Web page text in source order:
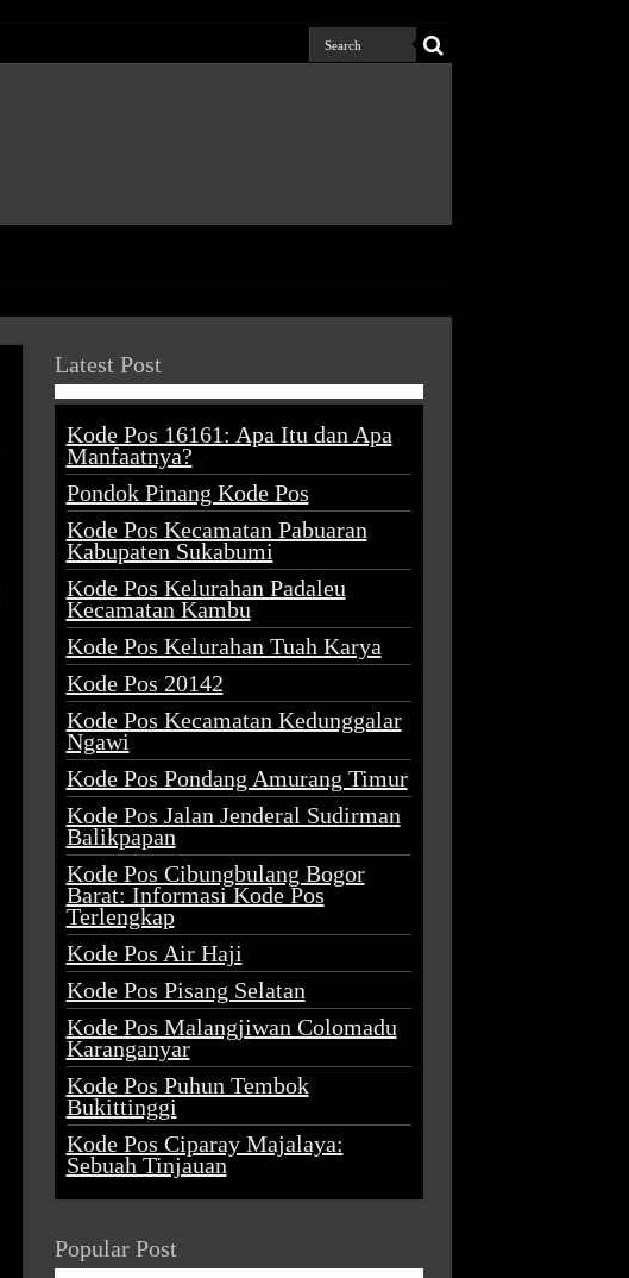
Latest Post
Kode Pos 16161: Apa Itu dan Apa
Manfaatnya?
Pondok Pinang Kode Pos
Kode Pos Kecamatan Pabuaran
Kabupaten Sukabumi
Kode Pos Kelurahan Padaleu
Kecamatan Kambu
Kode Pos Kelurahan Tuah Karya
Kode Pos 20142
Kode Pos Kecamatan Kedunggalar
Ngawi
Kode Pos Pondang Amurang Timur
Kode Pos Jalan Jenderal Sudirman
Balikpapan
Kode Pos Cibungbulang Bogor
Barat: Informasi Kode Pos
Terlengkap
Kode Pos Air Haji
Kode Pos Pisang Selatan
Kode Pos Malangjiwan Colomadu
Karanganyar
Kode Pos Puhun Tembok
Bukittinggi
Kode Pos Ciparay Majalaya:
Sebuah Tinjauan
Popular Post